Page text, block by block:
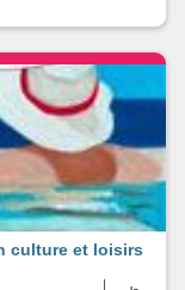
culture et loisirs